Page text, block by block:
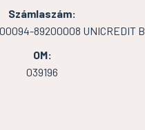
Számlaszám:
89200008 UNICREDIT B.
OM:
039196